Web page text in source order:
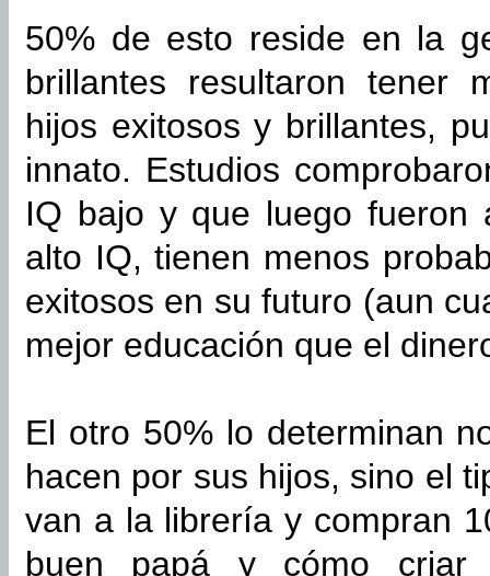
50% de esto reside en la
brillantes resultaron tener
hijos exitosos y brillantes,
innato. Estudios
IQ bajo y que luego fueron
alto IQ, tienen menos
exitosos en su futuro (aun
mejor educación que el
El otro 50% lo determinan
hacen por sus hijos, sino el
van a la librería y compran
buen papá y cómo